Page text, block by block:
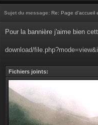
Sujet du message: Re: Page d'accueil
Pour la bannière j'aime bien
download/
Fichiers joints: